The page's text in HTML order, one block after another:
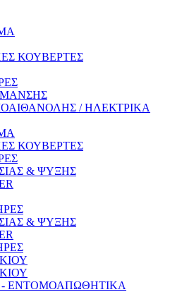
ΚΟΥΒΕΡΤΕΣ
/ ΗΛΕΚΤΡΙΚΑ
ΚΟΥΒΕΡΤΕΣ
& ΨΥΞΗΣ
& ΨΥΞΗΣ
- ΕΝΤΟΜΟΑΠΩΘΗΤΙΚΑ